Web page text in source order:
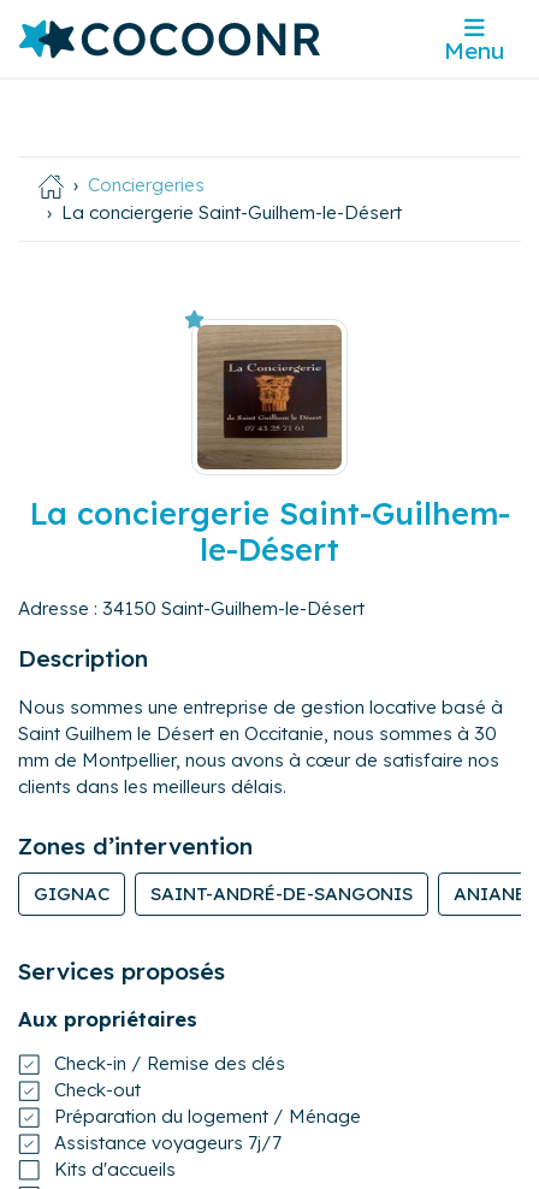
Menu
Conciergeries
La conciergerie Saint-Guilhem-le-Désert
La conciergerie Saint-Guilhem-
le-Désert
Adresse : 34150 Saint-Guilhem-le-Désert
Description
Nous sommes une entreprise de gestion locative basé à
Saint Guilhem le Désert en Occitanie, nous sommes à 30
mm de Montpellier, nous avons à cœur de satisfaire nos
clients dans les meilleurs délais.
Zones d’intervention
GIGNAC SAINT-ANDRÉ-DE-SANGONIS ANIANE
Services proposés
Aux propriétaires
Check-in / Remise des clés
Check-out
Préparation du logement / Ménage
Assistance voyageurs 7j/7
Kits d'accueils